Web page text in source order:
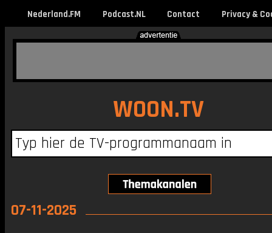
Nederland.FM Podcast.NL Contact Privacy &
WOON.TV
07-11-2025